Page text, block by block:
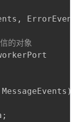
,
的对象
MessageEvents )
;